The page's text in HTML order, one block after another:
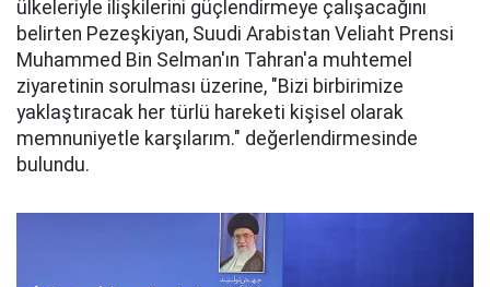
ülkeleriyle ilişkilerini güçlendirmeye çalışacağını
belirten Pezeşkiyan, Suudi Arabistan Veliaht Prensi
Muhammed Bin Selman'ın Tahran'a muhtemel
ziyaretinin sorulması üzerine, "Bizi birbirimize
yaklaştıracak her türlü hareketi kişisel olarak
memnuniyetle karşılarım." değerlendirmesinde
bulundu.